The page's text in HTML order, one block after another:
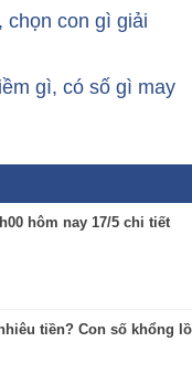
chọn con gì giải
gì, có số gì may
hôm nay 17/5 chi tiết
tiền? Con số khổng lồ